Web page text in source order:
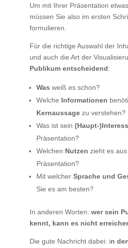
Um mit Ihrer Präsentation
müssen Sie also im ersten
formulieren.
Für die richtige Auswahl der
und auch die Art der
Publikum entscheidend:
Was weiß es schon?
Welche Informationen
Kernaussagezu verstehen?
Was ist sein (Haupt-
Präsentation?
Welchen Nutzen zieht es
Präsentation?
Mit welcher Sprache und
Sie es am besten?
In anderen Worten: wer sein
kennt, kann es nicht
Die gute Nachricht dabei: in